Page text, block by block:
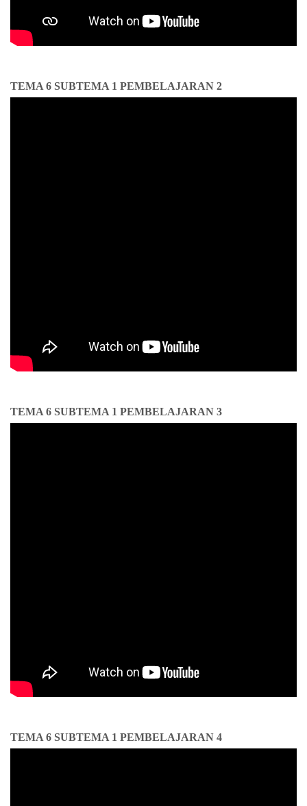
TEMA 6 SUBTEMA 1 PEMBELAJARAN 2
TEMA 6 SUBTEMA 1 PEMBELAJARAN 3
TEMA 6 SUBTEMA 1 PEMBELAJARAN 4